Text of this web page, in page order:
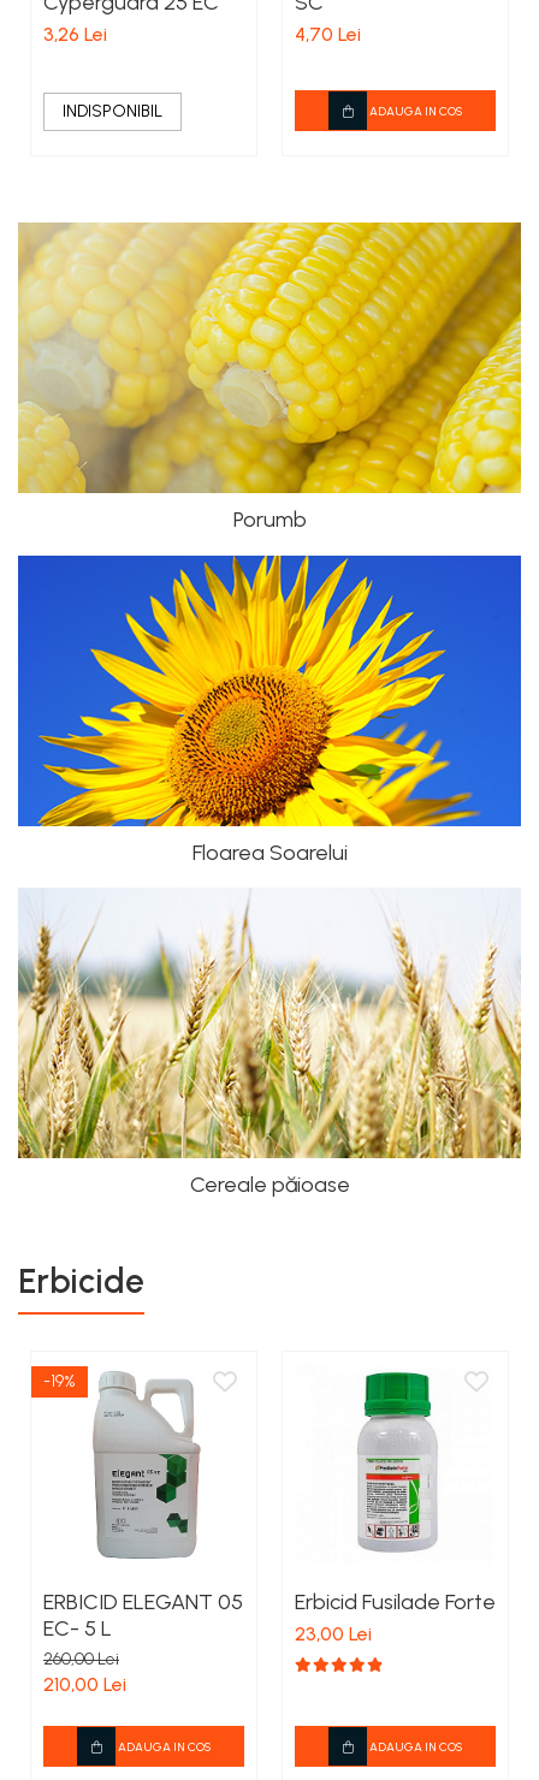
3,26 Lei
INDISPONIBIL
4,70 Lei
ADAUGA IN COS
Porumb
Floarea Soarelui
Cereale păioase
Erbicide
-19%
ERBICID ELEGANT 05
EC- 5 L
260,00 Lei
210,00 Lei
ADAUGA IN COS
Erbicid Fusilade Forte
23,00 Lei
ADAUGA IN COS